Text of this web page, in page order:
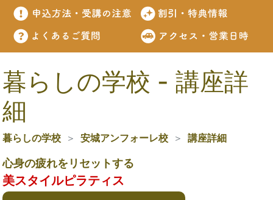
暮らしの学校 - 講座詳
細
暮らしの学校 安城アンフォーレ校 講座詳細
心身の疲れをリセットする
美スタイルピラティス